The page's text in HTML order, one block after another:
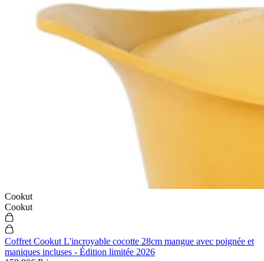
Cookut
Cookut
Coffret Cookut L'incroyable cocotte 28cm mangue avec poignée et
maniques incluses - Édition limitée 2026